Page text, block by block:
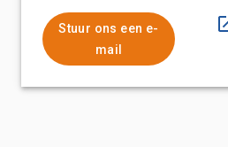
Stuur ons een e-
mail